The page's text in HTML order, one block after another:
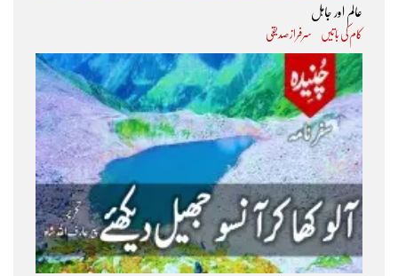
عالم اور جاہل
کام کی باتیں سرفراز صدیقی